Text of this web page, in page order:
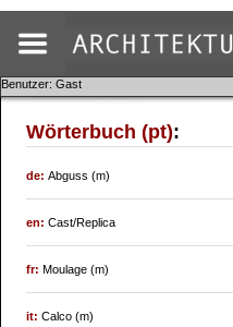
Benutzer: Gast
Wörterbuch (pt):
de:Abguss (m)
en:Cast/Replica
fr:Moulage (m)
it:Calco (m)